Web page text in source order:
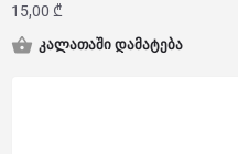
15,00 ₾
კალათაში დამატება